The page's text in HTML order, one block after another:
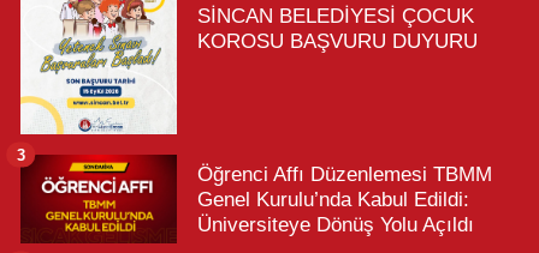
SİNCAN BELEDİYESİ ÇOCUK
KOROSU BAŞVURU DUYURU
Öğrenci Affı Düzenlemesi TBMM
Genel Kurulu’nda Kabul Edildi:
Üniversiteye Dönüş Yolu Açıldı
3